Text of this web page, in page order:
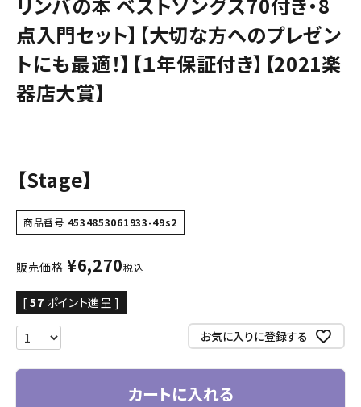
点入門セット】【大切な方へのプレゼン
トにも最適！】【１年保証付き】【2021楽
器店大賞】
【Stage】
商品番号 4534853061933-49s2
販売価格 ¥6,270税込
[ 57 ポイント進呈 ]
お気に入りに登録する
カートに入れる